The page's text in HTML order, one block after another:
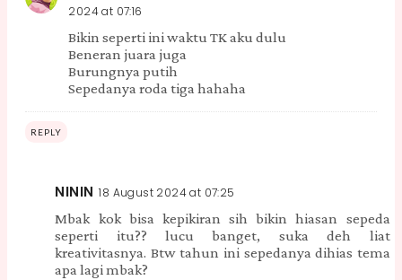
2024 at 07:16
Bikin seperti ini waktu TK aku dulu
Beneran juara juga
Burungnya putih
Sepedanya roda tiga hahaha
REPLY
NININ 18 August 2024 at 07:25
Mbak kok bisa kepikiran sih bikin hiasan sepeda
seperti itu?? lucu banget, suka deh liat
kreativitasnya. Btw tahun ini sepedanya dihias tema
apa lagi mbak?